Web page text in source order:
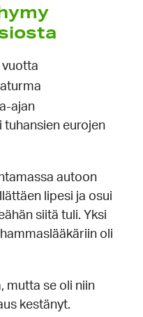
vuotta
ajan
eurojen
autoon
lipesi ja osui
siitä tuli. Yksi
oli
mutta se oli niin
kestänyt.